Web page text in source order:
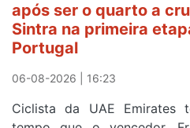
após ser o quarto a
Sintra na primeira
Portugal
06-08-2026 | 16:23
Ciclista da UAE Emirates